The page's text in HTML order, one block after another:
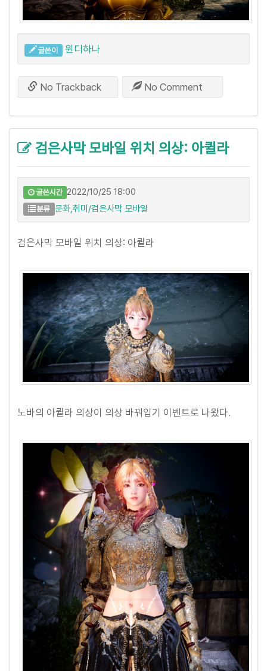
글쓴이 윈디하나
No Trackback No Comment
검은사막 모바일 위치 의상: 아퀼라
글쓴시간 2022/10/25 18:00
분류 문화,취미/검은사막 모바일
검은사막 모바일 위치 의상: 아퀼라
노바의 아퀼라 의상이 의상 바꿔입기 이벤트로 나왔다.